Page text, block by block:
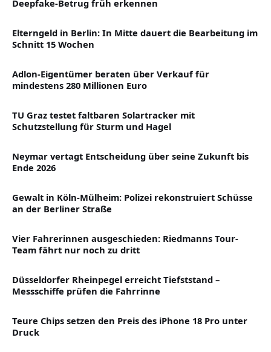
Deepfake-Betrug früh erkennen
Elterngeld in Berlin: In Mitte dauert die Bearbeitung im
Schnitt 15 Wochen
Adlon-Eigentümer beraten über Verkauf für
mindestens 280 Millionen Euro
TU Graz testet faltbaren Solartracker mit
Schutzstellung für Sturm und Hagel
Neymar vertagt Entscheidung über seine Zukunft bis
Ende 2026
Gewalt in Köln-Mülheim: Polizei rekonstruiert Schüsse
an der Berliner Straße
Vier Fahrerinnen ausgeschieden: Riedmanns Tour-
Team fährt nur noch zu dritt
Düsseldorfer Rheinpegel erreicht Tiefststand –
Messschiffe prüfen die Fahrrinne
Teure Chips setzen den Preis des iPhone 18 Pro unter
Druck